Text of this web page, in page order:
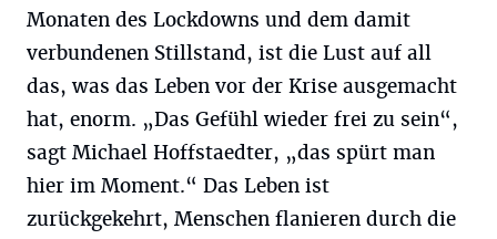
Monaten des Lockdowns und dem damit
verbundenen Stillstand, ist die Lust auf all
das, was das Leben vor der Krise ausgemacht
hat, enorm. „Das Gefühl wieder frei zu sein“,
sagt Michael Hoffstaedter, „das spürt man
hier im Moment.“ Das Leben ist
zurückgekehrt, Menschen flanieren durch die